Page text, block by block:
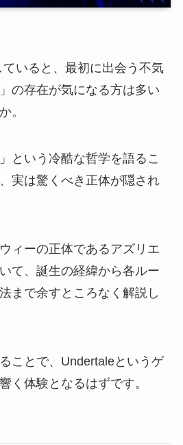
いると、最初に出会う不気
の存在が気になる方は多い
。
という冷酷な哲学を語るこ
実は驚くべき正体が隠され
ィーの正体であるアズリエ
て、誕生の経緯から各ルー
まで余すところなく解説し
ことで、Undertaleというゲ
く体験となるはずです。